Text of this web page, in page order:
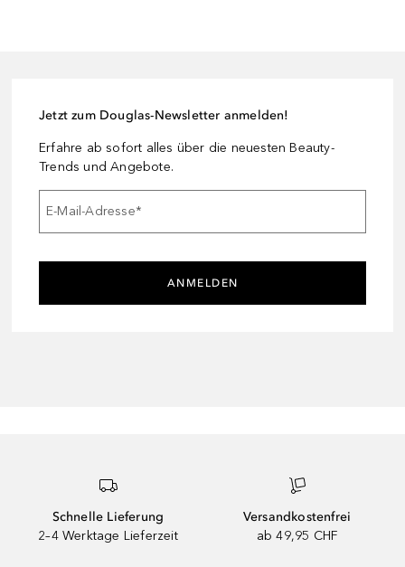
Jetzt zum Douglas-Newsletter anmelden!
Erfahre ab sofort alles über die neuesten Beauty-
Trends und Angebote.
E-Mail-Adresse*
ANMELDEN
Schnelle Lieferung
2–4 Werktage Lieferzeit
Versandkostenfrei
ab 49,95 CHF